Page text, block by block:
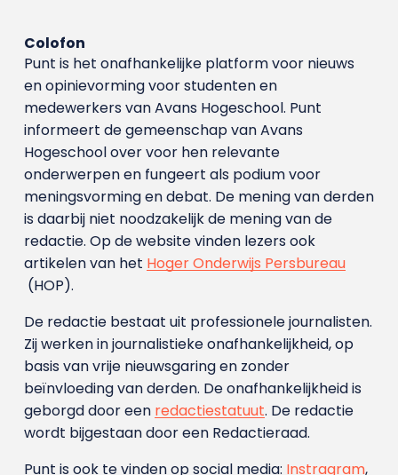
Colofon
Punt is het onafhankelijke platform voor nieuws
en opinievorming voor studenten en
medewerkers van Avans Hoge­school. Punt
informeert de gemeenschap van Avans
Hogeschool over voor hen relevante
onderwerpen en fungeert als podium voor
meningsvorming en debat. De mening van derden
is daarbij niet noodzakelijk de mening van de
redactie. Op de website vinden lezers ook
artikelen van het Hoger Onderwijs Persbureau
(HOP).
De redactie bestaat uit professionele journalisten.
Zij werken in journalistieke onafhankelijkheid, op
basis van vrije nieuwsgaring en zonder
beïnvloeding van derden. De onafhankelijkheid is
geborgd door een redactiestatuut. De redactie
wordt bijgestaan door een Redactieraad.
Punt is ook te vinden op social media: Instragram,